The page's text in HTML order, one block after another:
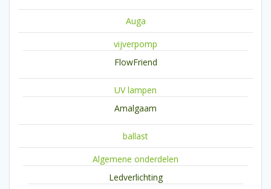
Auga
vijverpomp
FlowFriend
UV lampen
Amalgaam
ballast
Algemene onderdelen
Ledverlichting